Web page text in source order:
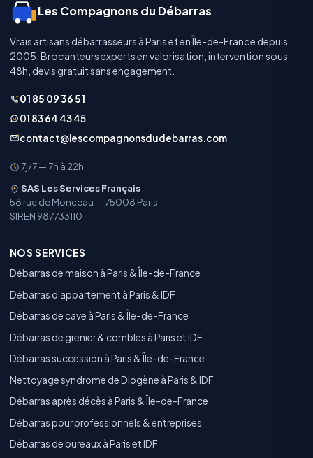
Les Compagnons du Débarras
Vrais artisans débarrasseurs à Paris et en Île-de-France depuis
2005. Brocanteurs experts en valorisation, intervention sous
48h, devis gratuit sans engagement.
01 85 09 36 51
01 83 64 43 45
contact@lescompagnonsdudebarras.com
7j/7 — 7h à 22h
SAS Les Services Français
58 rue de Monceau — 75008 Paris
SIREN 987733110
NOS SERVICES
Débarras de maison à Paris & Île-de-France
Débarras d'appartement à Paris & IDF
Débarras de cave à Paris & Île-de-France
Débarras de grenier & combles à Paris et IDF
Débarras succession à Paris & Île-de-France
Nettoyage syndrome de Diogène à Paris & IDF
Débarras après décès à Paris & Île-de-France
Débarras pour professionnels & entreprises
Débarras de bureaux à Paris et IDF